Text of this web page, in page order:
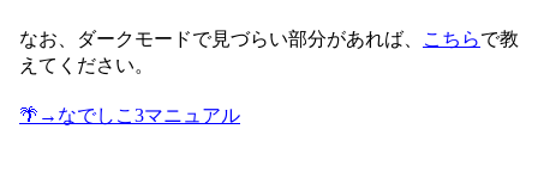
なお、ダークモードで見づらい部分があれば、 こちらで教
えてください。
🌴→なでしこ3マニュアル